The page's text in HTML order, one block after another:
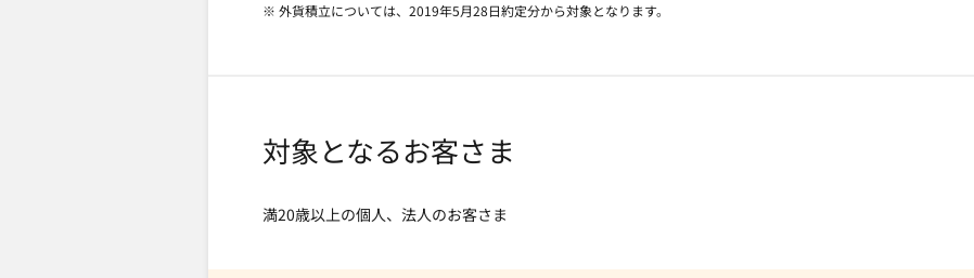
※ 外貨積立については、2019年5月28日約定分から対象となります。
対象となるお客さま
満20歳以上の個人、法人のお客さま